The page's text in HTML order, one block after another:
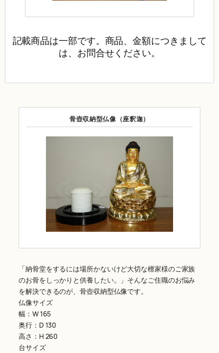
記載商品は一部です。商品、金額につきまして
は、 お問合せください。
骨壺収納型仏像（座釈迦）
「納骨堂をするには場所かないけど大切な檀家様のご家族
のお骨をしっかりと供養したい。」そんなご住職のお悩み
を解決できるのが、骨壺収納型仏像です。
仏像サイズ
幅：W 165
奥行：D 130
高さ：H 260
台サイズ